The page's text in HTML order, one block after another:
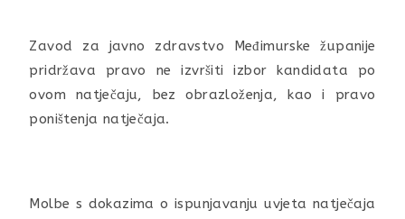
Zavod za javno zdravstvo Međimurske županije
pridržava pravo ne izvršiti izbor kandidata po
ovom natječaju, bez obrazloženja, kao i pravo
poništenja natječaja.
Molbe s dokazima o ispunjavanju uvjeta natječaja